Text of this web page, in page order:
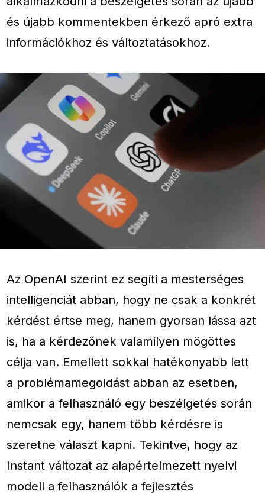
és újabb kommentekben érkező apró extra
információkhoz és változtatásokhoz.
Az OpenAI szerint ez segíti a mesterséges
intelligenciát abban, hogy ne csak a konkrét
kérdést értse meg, hanem gyorsan lássa azt
is, ha a kérdezőnek valamilyen mögöttes
célja van. Emellett sokkal hatékonyabb lett
a problémamegoldást abban az esetben,
amikor a felhasználó egy beszélgetés során
nemcsak egy, hanem több kérdésre is
szeretne választ kapni. Tekintve, hogy az
Instant változat az alapértelmezett nyelvi
modell a felhasználók a fejlesztés